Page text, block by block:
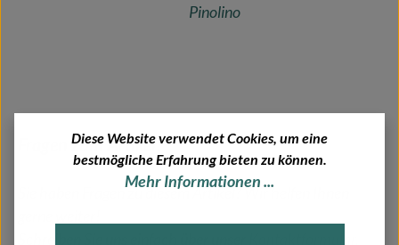
Pinolino
Fragen zum Artikel?
Sie haben Fragen zu diesem Artikel? Wir helfen Ihnen
Diese Website verwendet Cookies, um eine
bestmögliche Erfahrung bieten zu können.
Mehr Informationen ...